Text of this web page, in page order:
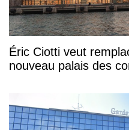
Éric Ciotti veut
nouveau palais des